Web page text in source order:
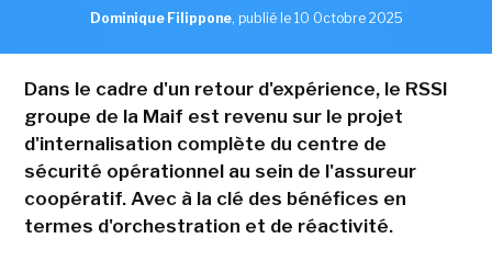
Dominique Filippone, publié le 10 Octobre 2025
Dans le cadre d'un retour d'expérience, le RSSI
groupe de la Maif est revenu sur le projet
d'internalisation complète du centre de
sécurité opérationnel au sein de l'assureur
coopératif. Avec à la clé des bénéfices en
termes d'orchestration et de réactivité.